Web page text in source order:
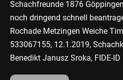
Schachfreunde 1876
noch dringend schnell
Rochade Metzingen Weiche
533067155, 12.1.2019,
Benedikt Janusz Sroka, FIDE-ID